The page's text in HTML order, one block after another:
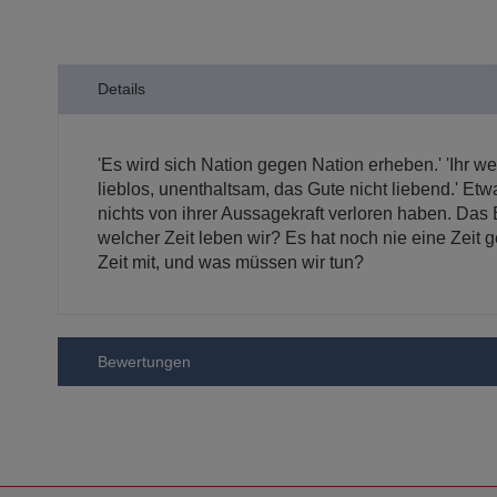
Details
'Es wird sich Nation gegen Nation erheben.' 'Ihr
lieblos, unenthaltsam, das Gute nicht liebend.'
nichts von ihrer Aussagekraft verloren haben.
welcher Zeit leben wir? Es hat noch nie eine Zeit
Zeit mit, und was müssen wir tun?
Bewertungen